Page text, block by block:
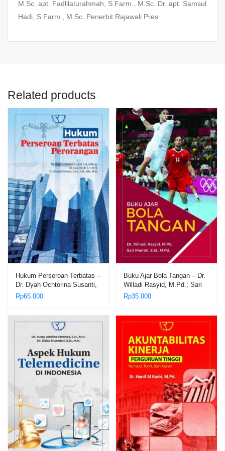
M.Sc. apt. Fadlilaturahmah, S.Farm., M.Sc. Dr. apt. Samsul
Hadi, S.Farm., M.Sc. Penerbit Rajawali Pres
Related products
Hukum Perseroan Terbatas –
Dr. Dyah Ochtorina Susanti,
S.H.,
Rp65.000
Buku Ajar Bola Tangan – Dr.
Willadi Rasyid, M.Pd.; Sari
Mariati, S.Si., M.Pd.
Rp35.000